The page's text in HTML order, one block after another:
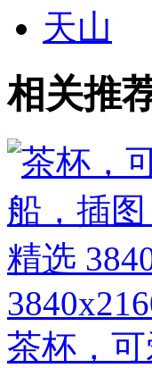
天山
相关推
茶杯，